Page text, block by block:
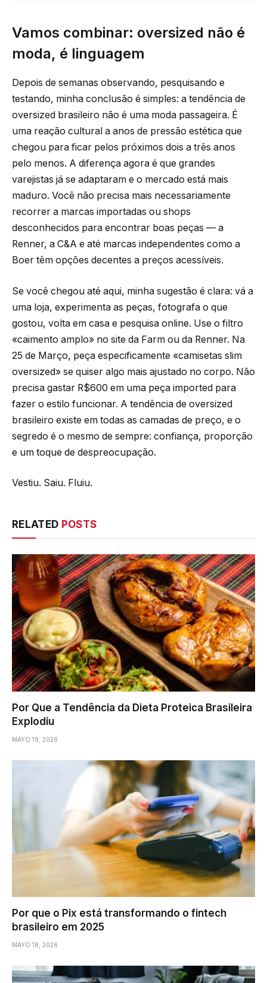
Vamos combinar: oversized não é
moda, é linguagem
Depois de semanas observando, pesquisando e
testando, minha conclusão é simples: a tendência de
oversized brasileiro não é uma moda passageira. É
uma reação cultural a anos de pressão estética que
chegou para ficar pelos próximos dois a três anos
pelo menos. A diferença agora é que grandes
varejistas já se adaptaram e o mercado está mais
maduro. Você não precisa mais necessariamente
recorrer a marcas importadas ou shops
desconhecidos para encontrar boas peças — a
Renner, a C&A e até marcas independentes como a
Boer têm opções decentes a preços acessíveis.
Se você chegou até aqui, minha sugestão é clara: vá a
uma loja, experimenta as peças, fotografa o que
gostou, volta em casa e pesquisa online. Use o filtro
«caimento amplo» no site da Farm ou da Renner. Na
25 de Março, peça especificamente «camisetas slim
oversized» se quiser algo mais ajustado no corpo. Não
precisa gastar R$600 em uma peça imported para
fazer o estilo funcionar. A tendência de oversized
brasileiro existe em todas as camadas de preço, e o
segredo é o mesmo de sempre: confiança, proporção
e um toque de despreocupação.
Vestiu. Saiu. Fluiu.
RELATED POSTS
Por Que a Tendência da Dieta Proteica Brasileira
Explodiu
MAYO 19, 2026
Por que o Pix está transformando o fintech
brasileiro em 2025
MAYO 18, 2026